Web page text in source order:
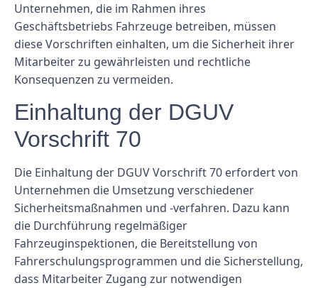
Unternehmen, die im Rahmen ihres
Geschäftsbetriebs Fahrzeuge betreiben, müssen
diese Vorschriften einhalten, um die Sicherheit ihrer
Mitarbeiter zu gewährleisten und rechtliche
Konsequenzen zu vermeiden.
Einhaltung der DGUV
Vorschrift 70
Die Einhaltung der DGUV Vorschrift 70 erfordert von
Unternehmen die Umsetzung verschiedener
Sicherheitsmaßnahmen und -verfahren. Dazu kann
die Durchführung regelmäßiger
Fahrzeuginspektionen, die Bereitstellung von
Fahrerschulungsprogrammen und die Sicherstellung,
dass Mitarbeiter Zugang zur notwendigen